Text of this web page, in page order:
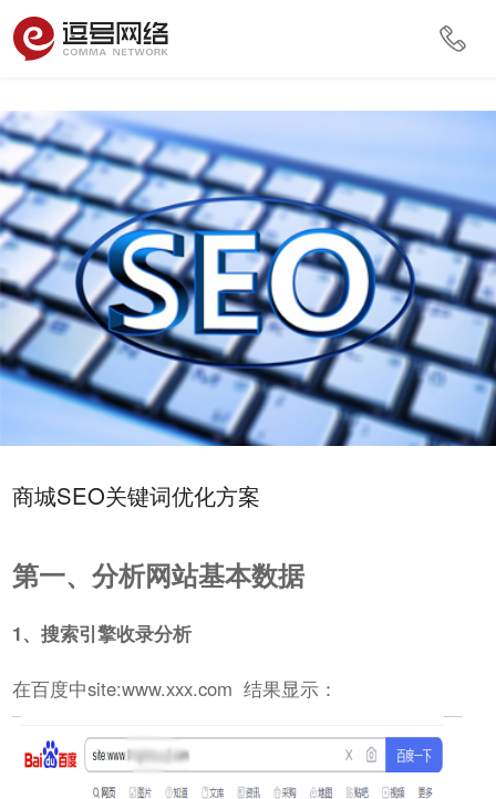
商城SEO关键词优化方案
第一、分析网站基本数据
1、搜索引擎收录分析
在百度中site:www.xxx.com 结果显示：